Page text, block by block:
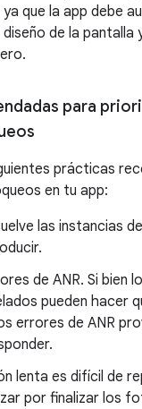
que la app debe
de la pantalla
para
prácticas
en tu app:
las instancias
de ANR. Si bien
pueden hacer
errores de ANR
lenta es difícil de
por finalizar los